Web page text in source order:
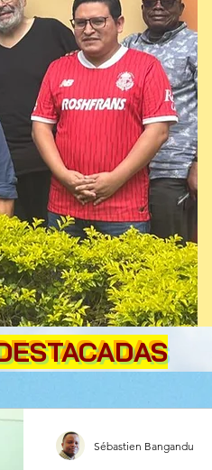
Sébastien Bangandu